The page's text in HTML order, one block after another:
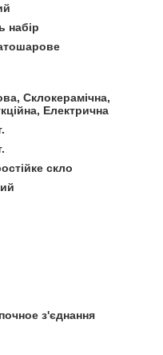
набір
Склокерамічна,
Електрична
скло
з'єднання